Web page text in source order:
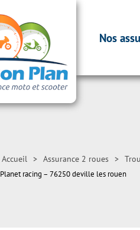
Nos
Accueil > Assurance 2 roues >
Planet racing – 76250 deville les rouen